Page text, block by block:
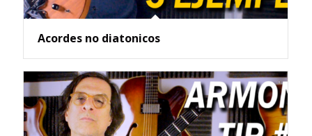
Acordes no diatonicos